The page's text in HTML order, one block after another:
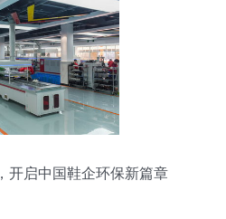
开启中国鞋企环保新篇章